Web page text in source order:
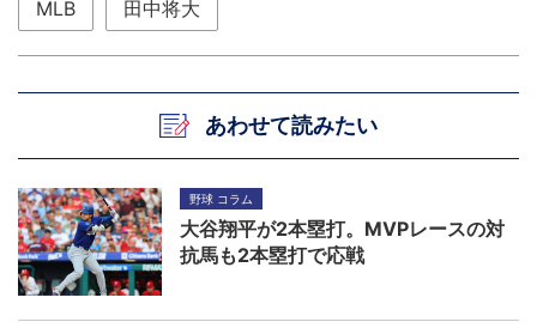
MLB 田中将大
あわせて読みたい
野球 コラム
大谷翔平が2本塁打。MVPレースの対
抗馬も2本塁打で応戦